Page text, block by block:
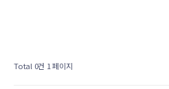
Total 0건 1 페이지